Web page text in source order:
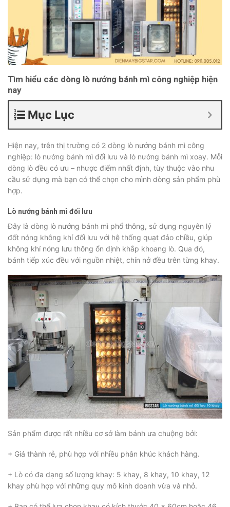
Tìm hiểu các dòng lò nướng bánh mì công nghiệp hiện
nay
Mục Lục
Hiện nay, trên thị trường có 2 dòng lò nướng bánh mì công
nghiệp: lò nướng bánh mì đối lưu và lò nướng bánh mì xoay. Mỗi
dòng lò đều có ưu – nhược điểm nhất định, tùy thuộc vào nhu
cầu sử dụng mà bạn có thể chọn cho mình dòng sản phẩm phù
hợp.
Lò nướng bánh mì đối lưu
Đây là dòng lò nướng bánh mì phổ thông, sử dụng nguyên lý
đốt nóng không khí đối lưu với hệ thống quạt đảo chiều, giúp
không khí nóng lưu thông ổn định khắp khoang lò. Qua đó,
bánh tiếp xúc đều với nguồn nhiệt, chín nở đều trên từng khay.
Sản phẩm được rất nhiều cơ sở làm bánh ưa chuộng bởi:
+ Giá thành rẻ, phù hợp với nhiều phân khúc khách hàng.
+ Lò có đa dạng số lượng khay: 5 khay, 8 khay, 10 khay, 12
khay phù hợp với những quy mô kinh doanh vừa và nhỏ.